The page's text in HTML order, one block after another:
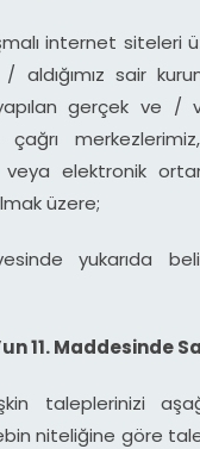
internet siteleri
sair
gerçek ve /
veya elektronik
üzere;
yukarıda
11. Maddesinde
taleplerinizi
niteliğine göre